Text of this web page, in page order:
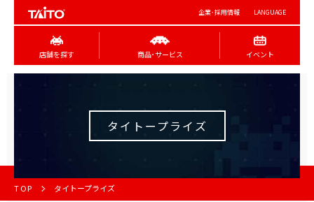
企業･採用情報 LANGUAGE
店舗を探す 商品･サービス イベント
タイトープライズ
TOP タイトープライズ